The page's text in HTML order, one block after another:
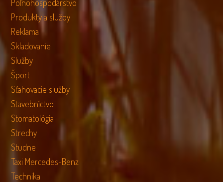
Poľnohospodárstvo
Produkty a služby
Reklama
Skladovanie
Služby
Šport
Sťahovacie služby
Stavebníctvo
Stomatológia
Strechy
Studne
Taxi Mercedes-Benz
Technika